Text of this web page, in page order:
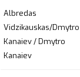
Albredas
Vidzikauskas/Dmytro
Kanaiev / Dmytro
Kanaiev